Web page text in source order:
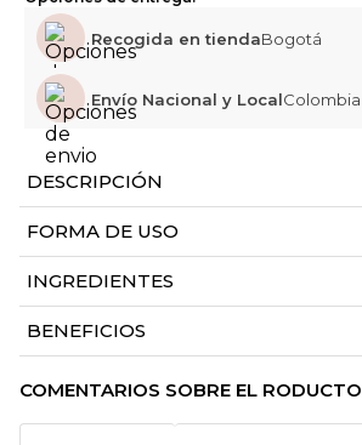
Recogida en tiendaBogotá
Envío Nacional y LocalColombia
DESCRIPCIÓN
FORMA DE USO
INGREDIENTES
BENEFICIOS
COMENTARIOS SOBRE EL RODUCTO